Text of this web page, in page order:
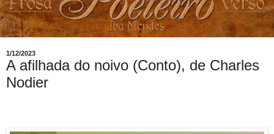
1/12/2023
A afilhada do noivo (Conto), de Charles
Nodier